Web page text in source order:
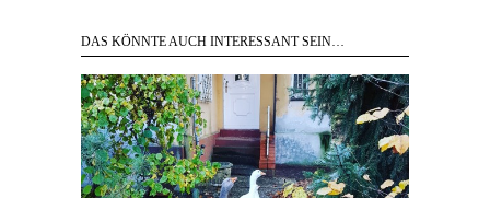
DAS KÖNNTE AUCH INTERESSANT SEIN…